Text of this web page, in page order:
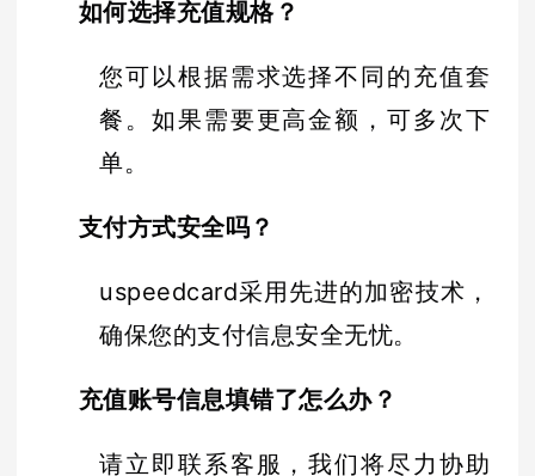
如何选择充值规格？
您可以根据需求选择不同的充值套
餐。如果需要更高金额，可多次下
单。
支付方式安全吗？
uspeedcard采用先进的加密技术，
确保您的支付信息安全无忧。
充值账号信息填错了怎么办？
请立即联系客服，我们将尽力协助